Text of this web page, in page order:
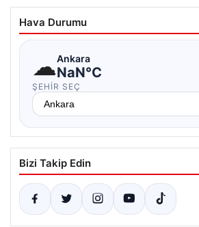
Hava Durumu
☁Ankara
NaN°C
ŞEHIR SEÇ
Bizi Takip Edin